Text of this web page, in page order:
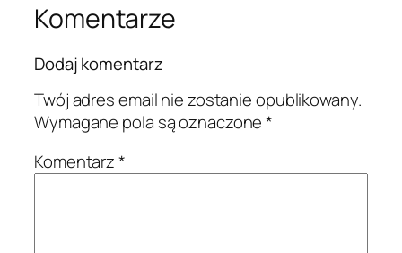
Komentarze
Dodaj komentarz
Twój adres email nie zostanie opublikowany.
Wymagane pola są oznaczone*
Komentarz*